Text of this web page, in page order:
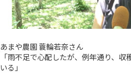
あまや農園 蓑輪若奈さん
「雨不足で心配したが、例年通り、
いる」